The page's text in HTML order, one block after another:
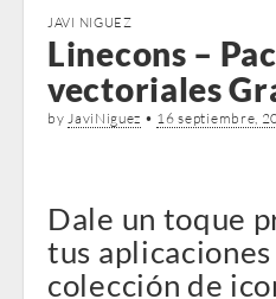
JAVI NIGUEZ
Linecons –
vectoriales
byJaviNiguez • 16 septiembre,
Dale un toque
tus
colección de